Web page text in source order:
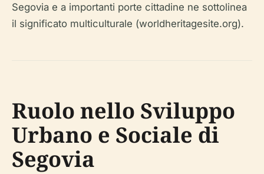
Segovia e a importanti porte cittadine ne sottolinea
il significato multiculturale (worldheritagesite.org).
Ruolo nello Sviluppo
Urbano e Sociale di
Segovia